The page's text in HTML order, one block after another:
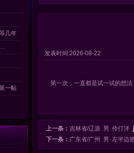
几年
一帖
发表时间:2026-08-22
第一次，一直都是试一试的想
上一条： 吉林省/辽源 男 伶仃洋
下一条： 广东省/广州 男 左半边